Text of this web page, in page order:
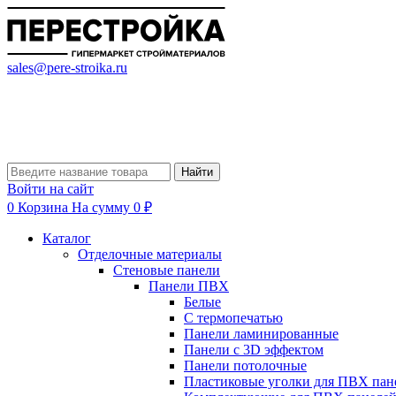
sales@pere-stroika.ru
Найти
Войти на сайт
0 Корзина На сумму 0 ₽
Каталог
Отделочные материалы
Стеновые панели
Панели ПВХ
Белые
С термопечатью
Панели ламинированные
Панели с 3D эффектом
Панели потолочные
Пластиковые уголки для ПВХ